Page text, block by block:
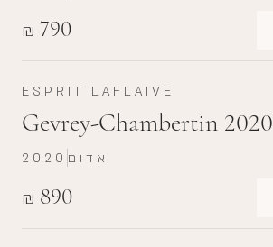
₪ 790
ESPRIT LAFLAIVE
Gevrey-Chambertin 2020
₪ 890
2020 אדום